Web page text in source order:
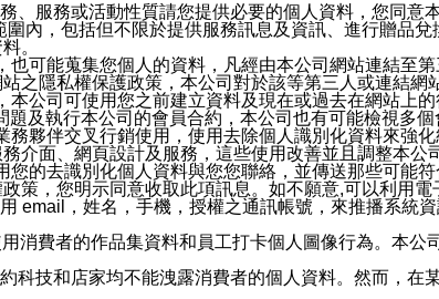
服務或活動性質請您提供必要的個人資料，您同意
內，包括但不限於提供服務訊息及資訊、進行贈品
。
可能蒐集您個人的資料，凡經由本公司網站連結至
隱私權保護政策，本公司對於該等第三人或連結網
公司可使用您之前建立資料及現在或過去在網站上
及執行本公司的會員合約，本公司也有可能檢視多個
夥伴交叉行銷使用，使用去除個人識別化資料來強
面、網頁設計及服務，這些使用改善並且調整本公
的去識別化個人資料與您您聯絡，並傳送那些可能
，您明示同意收取此項訊息。如不願意,可以利用電
email，姓名，手機，授權之通訊帳號，來推播系統
費者的作品集資料和員工打卡個人圖像行為。本公
技和店家均不能洩露消費者的個人資料。然而，在